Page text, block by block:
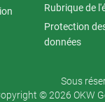
Rubrique de
Protection
données
Sous
© 2026 OKW